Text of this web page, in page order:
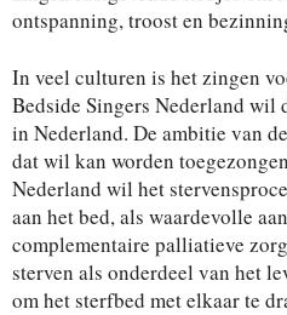
ontspanning, troost en
In veel culturen is het zingen
Bedside Singers Nederland wil
in Nederland. De ambitie van
dat wil kan worden
Nederland wil het
aan het bed, als waardevolle
complementaire palliatieve
sterven als onderdeel van het
om het sterfbed met elkaar te